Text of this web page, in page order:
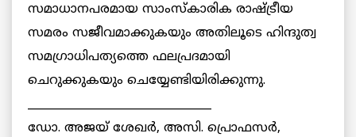
സമാധാനപരമായ സാംസ്‌കാരിക രാഷ്ട്രീയ
സമരം സജീവമാക്കുകയും അതിലൂടെ ഹിന്ദുത്വ
സമഗ്രാധിപത്യത്തെ ഫലപ്രദമായി
ചെറുക്കുകയും ചെയ്യേണ്ടിയിരിക്കുന്നു.
_________________________________
ഡോ. അജയ് ശേഖര്‍, അസി. പ്രൊഫസര്‍,